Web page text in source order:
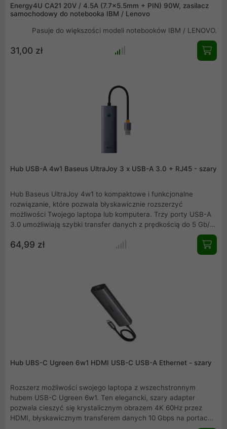
Energy4U CA21 20V / 4.5A (7.7x5.5mm + PIN) 90W, zasilacz
samochodowy do notebooka IBM / Lenovo
Pasuje do większości modeli notebooków IBM / LENOVO.
31,00 zł
Hub USB-A 4w1 Baseus UltraJoy 3 x USB-A 3.0 + RJ45 - szary
Hub Baseus UltraJoy 4w1 to kompaktowe i funkcjonalne
rozwiązanie, które pozwala błyskawicznie rozszerzyć
możliwości Twojego laptopa lub komputera. Trzy porty USB-A
3.0 umożliwiają szybki transfer danych z prędkością do 5 Gb/s,
natomiast port RJ45 zapewnia stabilny dostęp do Internetu z
prędkością do 1000 Mb/s. Urządzenie jest niezwykle lekkie i
publicznych. Aluminiowa obudowa oraz uniwersalna
kompatybilność sprawiają, że to niezbędne akcesorium do
biura, podróży i pracy zdalnej.
64,99 zł
Hub UBS-C Ugreen 6w1 HDMI USB-C USB-A Ethernet - szary
Rozszerz możliwości swojego laptopa z wszechstronnym
hubem USB-C Ugreen 6w1. Ten elegancki, szary adapter
pozwala cieszyć się krystalicznym obrazem 4K 60Hz przez
HDMI, błyskawicznym transferem danych 10 Gbps na portach